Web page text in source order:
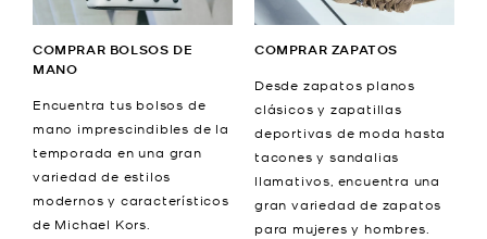
COMPRAR BOLSOS DE
MANO
Encuentra tus bolsos de
mano imprescindibles de la
temporada en una gran
variedad de estilos
modernos y característicos
de Michael Kors.
COMPRAR ZAPATOS
Desde zapatos planos
clásicos y zapatillas
deportivas de moda hasta
tacones y sandalias
llamativos, encuentra una
gran variedad de zapatos
para mujeres y hombres.